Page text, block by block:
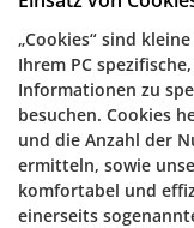
„Cookies“ sind
Ihrem PC
Informationen zu
besuchen. Cookies
und die Anzahl der
ermitteln, sowie
komfortabel und
einerseits